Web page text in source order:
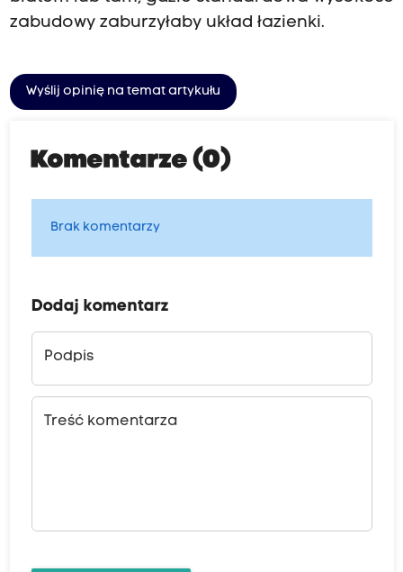
zabudowy zaburzyłaby układ łazienki.
Wyślij opinię na temat artykułu
Komentarze (0)
Brak komentarzy
Dodaj komentarz
Podpis
Treść komentarza